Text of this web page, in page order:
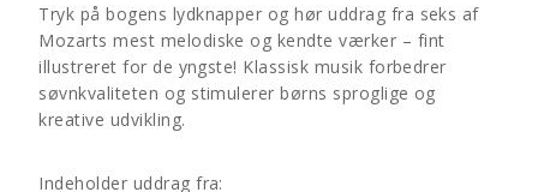
-
En
bog
med
Tryk på bogens lydknapper og hør uddrag fra seks af
Mozarts mest melodiske og kendte værker – fint
illustreret for de yngste! Klassisk musik forbedrer
søvnkvaliteten og stimulerer børns sproglige og
kreative udvikling.
Indeholder uddrag fra: